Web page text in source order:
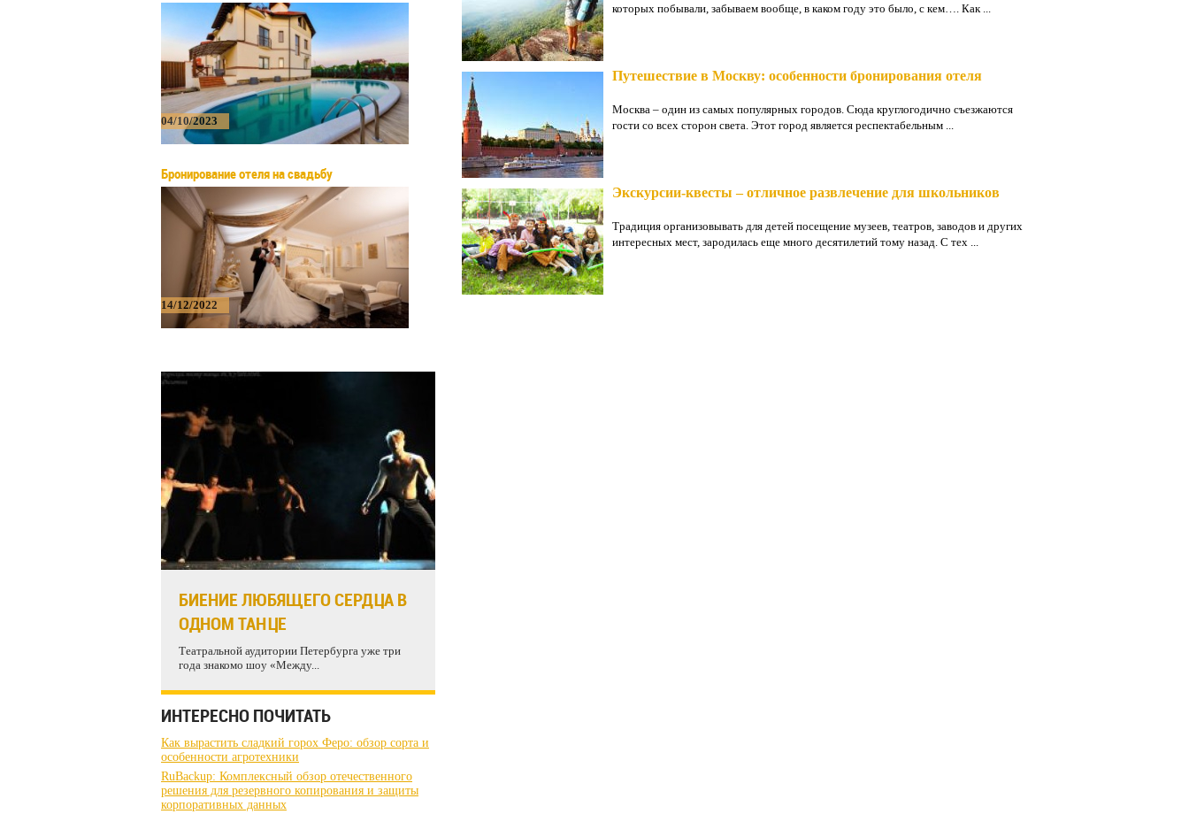
04/10/2023
Бронирование отеля на свадьбу
14/12/2022
БИЕНИЕ ЛЮБЯЩЕГО СЕРДЦА В
ОДНОМ ТАНЦЕ
Театральной аудитории Петербурга уже три
года знакомо шоу «Между...
ИНТЕРЕСНО ПОЧИТАТЬ
Как вырастить сладкий горох Феро: обзор сорта и
особенности агротехники
RuBackup: Комплексный обзор отечественного
решения для резервного копирования и защиты
корпоративных данных
которых побывали, забываем вообще, в каком году это было, с кем…. Как ...
Путешествие в Москву: особенности бронирования отеля
Москва – один из самых популярных городов. Сюда круглогодично съезжаются
гости со всех сторон света. Этот город является респектабельным ...
Экскурсии-квесты – отличное развлечение для школьников
Традиция организовывать для детей посещение музеев, театров, заводов и других
интересных мест, зародилась еще много десятилетий тому назад. С тех ...